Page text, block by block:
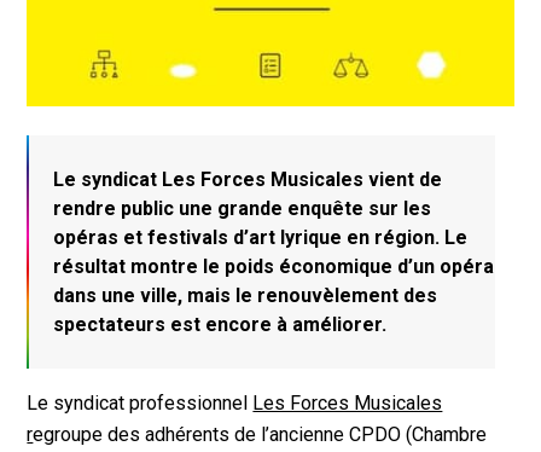
Le syndicat Les Forces Musicales vient de
rendre public une grande enquête sur les
opéras et festivals d’art lyrique en région. Le
résultat montre le poids économique d’un opéra
dans une ville, mais le renouvèlement des
spectateurs est encore à améliorer.
Le syndicat professionnel Les Forces Musicales
regroupe des adhérents de l’ancienne CPDO (Chambre